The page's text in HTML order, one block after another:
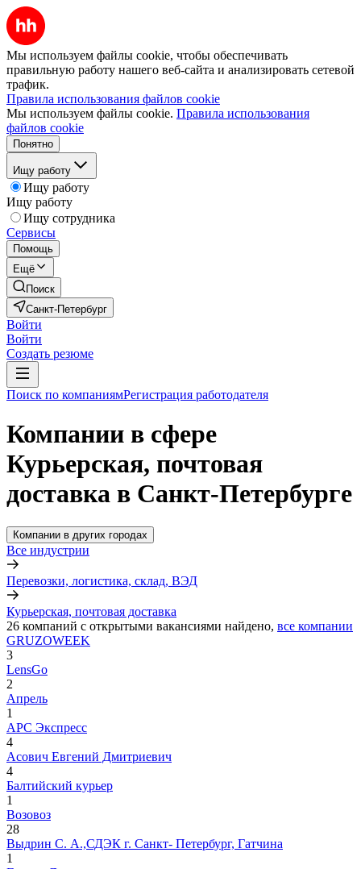
Мы используем файлы cookie, чтобы обеспечивать
правильную работу нашего веб-сайта и анализировать сетевой
трафик.
Правила использования файлов cookie
Мы используем файлы cookie. Правила использования
файлов cookie
Понятно
Ищу работу
Ищу работу
Ищу работу
Ищу сотрудника
Сервисы
Помощь
Ещё
Поиск
Санкт-Петербург
Войти
Войти
Создать резюме
Поиск по компаниямРегистрация работодателя
Компании в сфере
Курьерская, почтовая
доставка в Санкт-Петербурге
Компании в других городах
Все индустрии
Перевозки, логистика, склад, ВЭД
Курьерская, почтовая доставка
26 компаний с открытыми вакансиями найдено, все компании
GRUZOWEEK
3
LensGo
2
Апрель
1
АРС Экспресс
4
Асович Евгений Дмитриевич
4
Балтийский курьер
1
Возовоз
28
Выдрин С. А.,СДЭК г. Санкт- Петербург, Гатчина
1